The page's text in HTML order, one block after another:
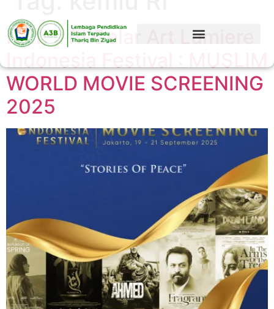
Kemlu RI Gelar Art Lumiere
WORLD MOVIE SCREENING
2025